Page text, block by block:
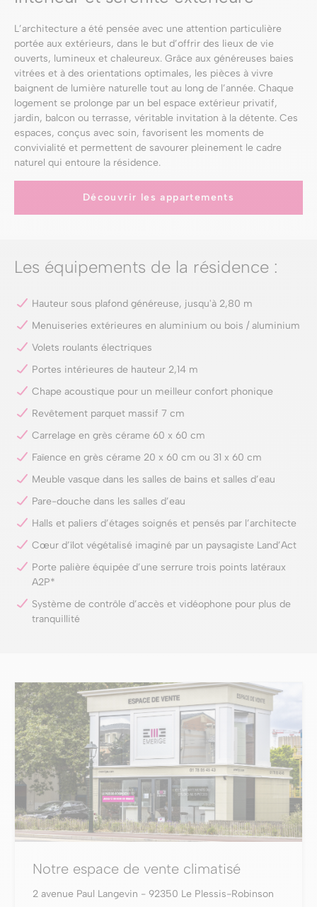
Les équipements de la résidence :
Hauteur sous plafond généreuse, jusqu'à 2,80 m
Menuiseries extérieures en aluminium ou bois / aluminium
Volets roulants électriques
Portes intérieures de hauteur 2,14 m
Chape acoustique pour un meilleur confort phonique
Revêtement parquet massif 7 cm
Carrelage en grès cérame 60 x 60 cm
Faïence en grès cérame 20 x 60 cm ou 31 x 60 cm
Meuble vasque dans les salles de bains et salles d’eau
Pare-douche dans les salles d’eau
Halls et paliers d’étages soignés et pensés par l’architecte
Cœur d’îlot végétalisé imaginé par un paysagiste Land’Act
Porte palière équipée d’une serrure trois points latéraux
A2P*
Système de contrôle d’accès et vidéophone pour plus de
tranquillité
L’architecture a été pensée avec une attention particulière
portée aux extérieurs, dans le but d’offrir des lieux de vie
ouverts, lumineux et chaleureux. Grâce aux généreuses baies
vitrées et à des orientations optimales, les pièces à vivre
baignent de lumière naturelle tout au long de l’année. Chaque
logement se prolonge par un bel espace extérieur privatif,
jardin, balcon ou terrasse, véritable invitation à la détente. Ces
espaces, conçus avec soin, favorisent les moments de
convivialité et permettent de savourer pleinement le cadre
naturel qui entoure la résidence.
Découvrir les appartements
Notre espace de vente climatisé
2 avenue Paul Langevin - 92350 Le Plessis-Robinson